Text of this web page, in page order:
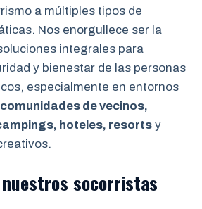
a múltiples tipos de
Nos enorgullece ser la
integrales para
y bienestar de las personas
especialmente en entornos
comunidades de vecinos,
hoteles, resorts y
socorristas